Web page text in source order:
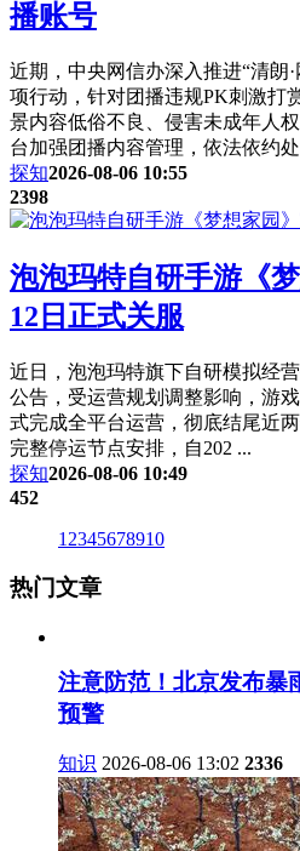
播账号
近期，中央网信办深入推进“清朗
项行动，针对团播违规PK刺激打
景内容低俗不良、侵害未成年人
台加强团播内容管理，依法依约
探知2026-08-06 10:55
2398
泡泡玛特自研手游《
12日正式关服
近日，泡泡玛特旗下自研模拟经
公告，受运营规划调整影响，游
式完成全平台运营，彻底结尾近
完整停运节点安排，自202 ...
探知2026-08-06 10:49
452
1 2345678910
热门文章
注意防范！北京发布暴
预警
知识 2026-08-06 13:02 2336